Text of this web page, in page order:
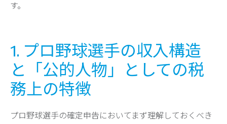
す。
1. プロ野球選手の収入構造
と「公的人物」としての税
務上の特徴
プロ野球選手の確定申告においてまず理解しておくべき